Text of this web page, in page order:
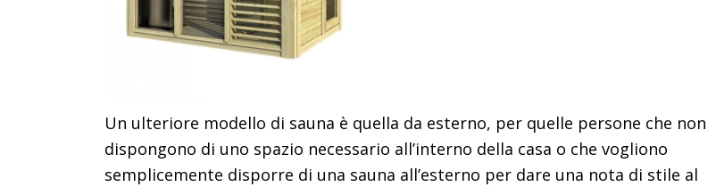
Un ulteriore modello di sauna è quella da esterno, per quelle persone che non
dispongono di uno spazio necessario all’interno della casa o che vogliono
semplicemente disporre di una sauna all’esterno per dare una nota di stile al